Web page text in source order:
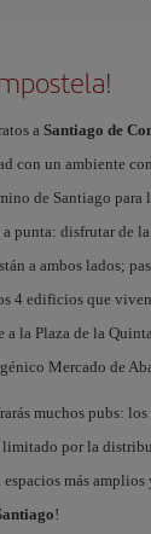
aSantiago de
con un ambiente
de Santiago
punta: disfrutar de
a ambos lados;
4 edificios que
a la Plaza de la
Mercado de
muchos pubs:
por la
más
!